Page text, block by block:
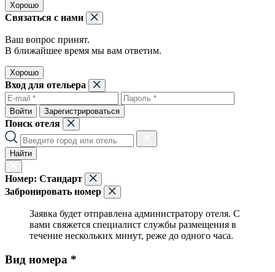
Хорошо
Связаться с нами
Ваш вопрос принят.
В ближайшее время мы вам ответим.
Хорошо
Вход для отельера
Войти Зарегистрироваться
Поиск отеля
Найти
Номер: Стандарт
Забронировать номер
Заявка будет отправлена администратору отеля. С
вами свяжется специалист службы размещения в
течение нескольких минут, реже до одного часа.
Вид номера *